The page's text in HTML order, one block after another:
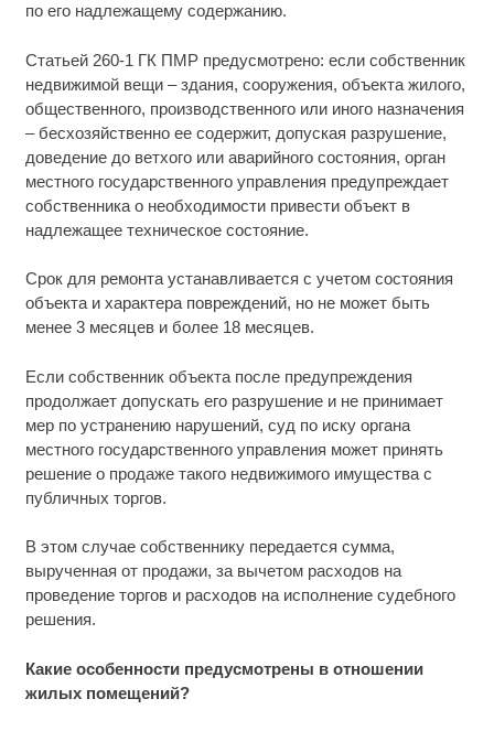
по его надлежащему содержанию.
Статьей 260-1 ГК ПМР предусмотрено: если собственник
недвижимой вещи – здания, сооружения, объекта жилого,
общественного, производственного или иного назначения
– бесхозяйственно ее содержит, допуская разрушение,
доведение до ветхого или аварийного состояния, орган
местного государственного управления предупреждает
собственника о необходимости привести объект в
надлежащее техническое состояние.
Срок для ремонта устанавливается с учетом состояния
объекта и характера повреждений, но не может быть
менее 3 месяцев и более 18 месяцев.
Если собственник объекта после предупреждения
продолжает допускать его разрушение и не принимает
мер по устранению нарушений, суд по иску органа
местного государственного управления может принять
решение о продаже такого недвижимого имущества с
публичных торгов.
В этом случае собственнику передается сумма,
вырученная от продажи, за вычетом расходов на
проведение торгов и расходов на исполнение судебного
решения.
Какие особенности предусмотрены в отношении
жилых помещений?